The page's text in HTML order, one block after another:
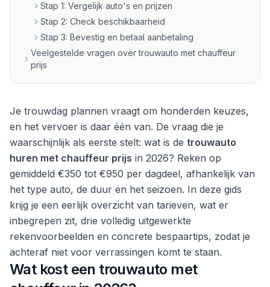
Stap 1: Vergelijk auto's en prijzen
Stap 2: Check beschikbaarheid
Stap 3: Bevestig en betaal aanbetaling
Veelgestelde vragen over trouwauto met chauffeur
prijs
Je trouwdag plannen vraagt om honderden keuzes,
en het vervoer is daar één van. De vraag die je
waarschijnlijk als eerste stelt: wat is de trouwauto
huren met chauffeur prijs in 2026? Reken op
gemiddeld €350 tot €950 per dagdeel, afhankelijk van
het type auto, de duur en het seizoen. In deze gids
krijg je een eerlijk overzicht van tarieven, wat er
inbegrepen zit, drie volledig uitgewerkte
rekenvoorbeelden en concrete bespaartips, zodat je
achteraf niet voor verrassingen komt te staan.
Wat kost een trouwauto met